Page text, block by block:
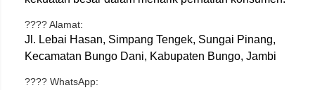
???? Alamat:
Jl. Lebai Hasan, Simpang Tengek, Sungai Pinang,
Kecamatan Bungo Dani, Kabupaten Bungo, Jambi
???? WhatsApp: